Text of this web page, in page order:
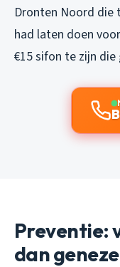
Dronten Noord die
had laten doen
€15 sifon te zijn
Preventie:
dan